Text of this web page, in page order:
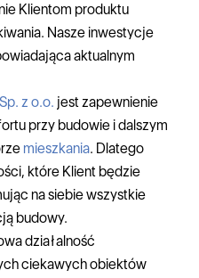
Klientom produktu
Nasze inwestycje
aktualnym
z o.o. jest zapewnienie
przy budowie i dalszym
mieszkania. Dlatego
które Klient będzie
na siebie wszystkie
budowy.
działalność
ciekawych obiektów